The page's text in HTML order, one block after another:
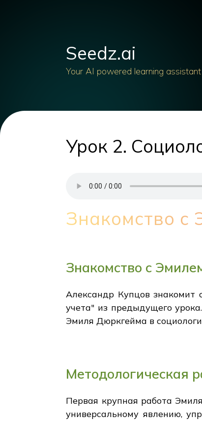
Seedz.ai
Your AI powered learning assistant
Урок 2.
Знакомство
Знакомство с
Александр Купцов знакомит
учета" из предыдущего
Эмиля Дюркгейма в
Методологическая
Первая крупная работа
универсальному явлению,